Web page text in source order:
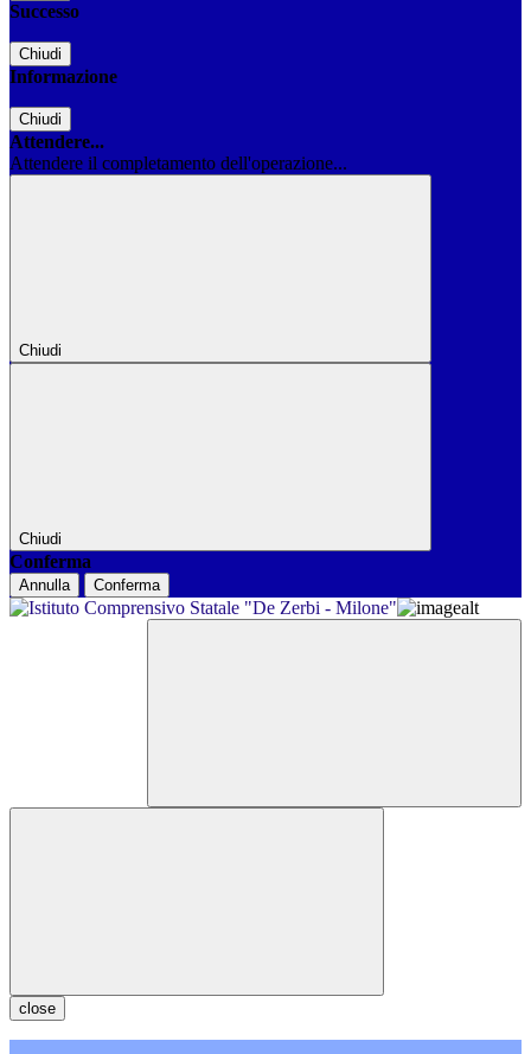
Successo
Chiudi
Informazione
Chiudi
Attendere...
Attendere il completamento dell'operazione...
Chiudi
Chiudi
Conferma
Annulla Conferma
close